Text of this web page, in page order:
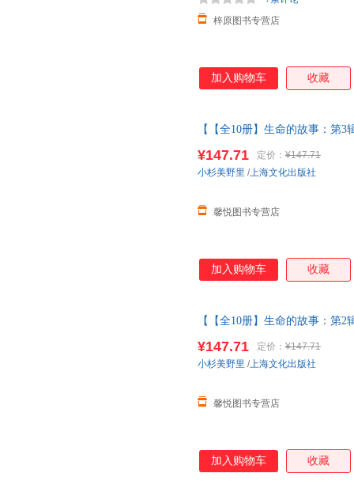
梓原图书专营店
加入购物车 收藏
【【全10册】生命的故事：第
当当客服
¥147.71 定价： ¥147.71
馨悦图书专营店
小杉美野里 /上海文化出版社
加入购物车 收藏
【【全10册】生命的故事：第
当当客服
¥147.71 定价： ¥147.71
馨悦图书专营店
小杉美野里 /上海文化出版社
加入购物车 收藏